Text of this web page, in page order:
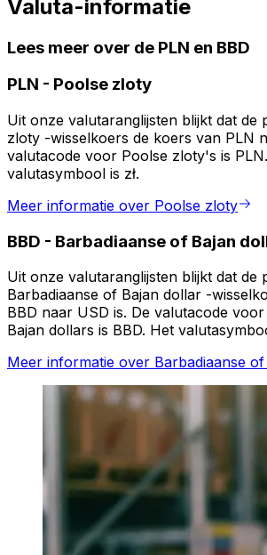
Valuta-informatie
Lees meer over de PLN en BBD
PLN - Poolse zloty
Uit onze valutaranglijsten blijkt dat de
zloty -wisselkoers de koers van PLN
valutacode voor Poolse zloty's is
valutasymbool is zł.
Meer informatie over Poolse zloty
BBD - Barbadiaanse of Bajan
Uit onze valutaranglijsten blijkt dat de
Barbadiaanse of Bajan dollar -
BBD naar USD is. De valutacode
Bajan dollars is BBD. Het
Meer informatie over Barbadiaanse